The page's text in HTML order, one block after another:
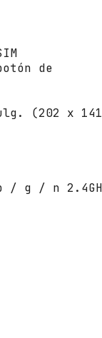
de
(202 x
/ g / n